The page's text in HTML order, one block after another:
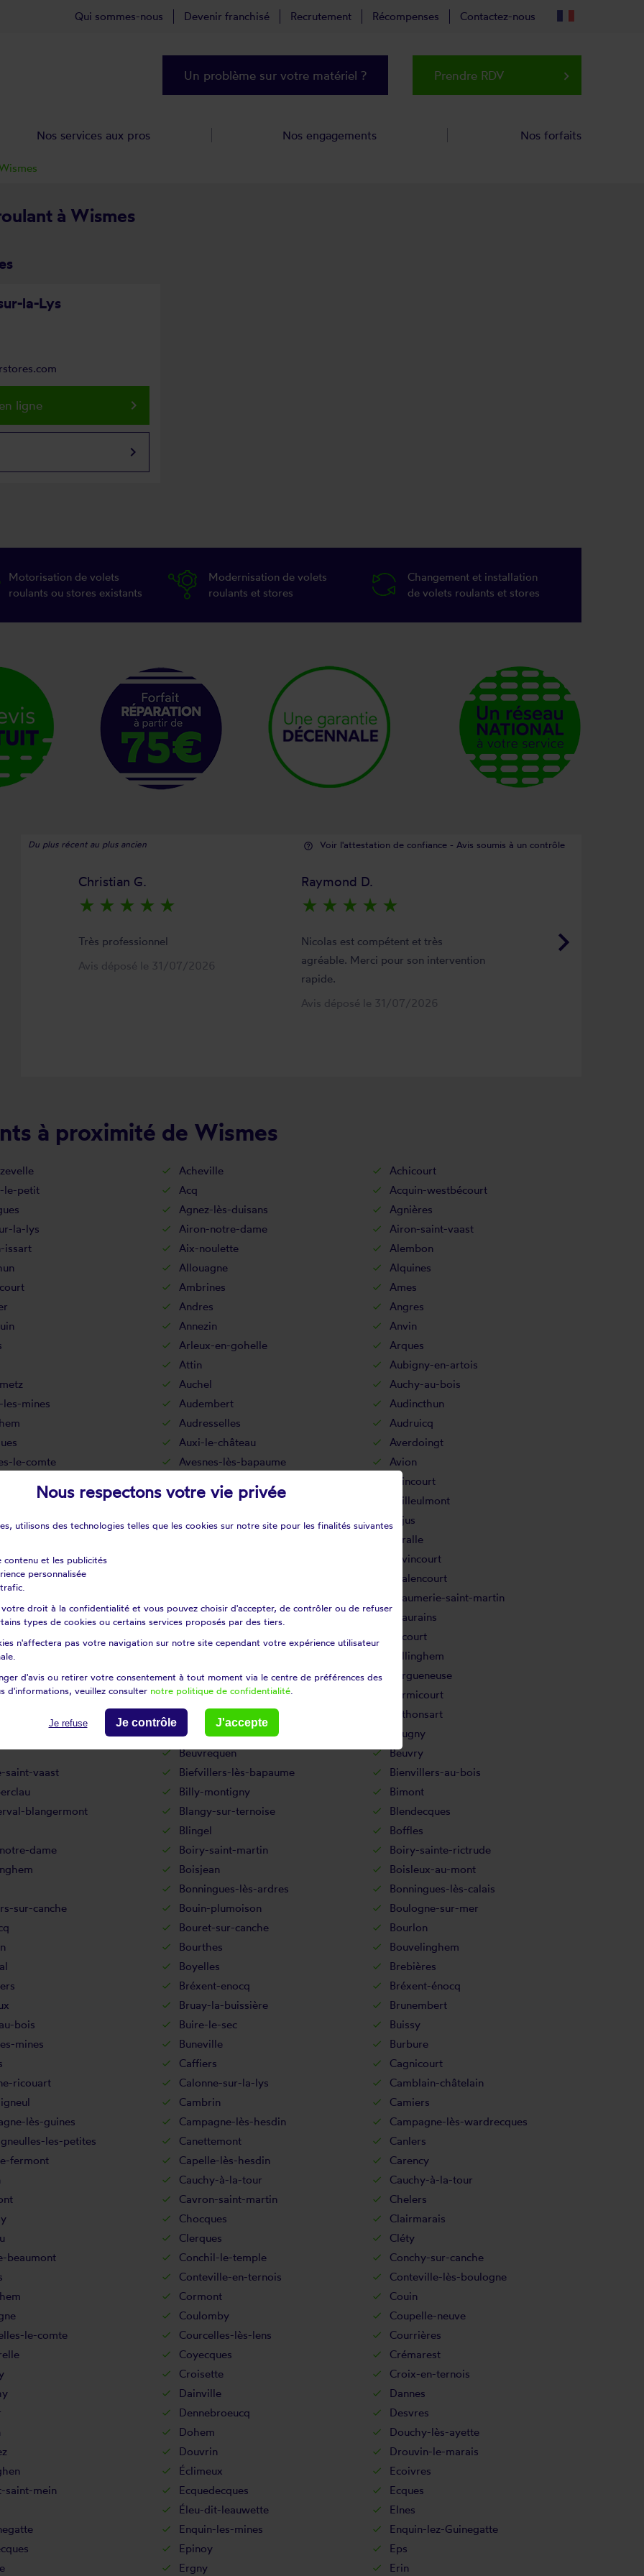
à Wismes
la-Lys
ligne keyboard_arrow_right
keyboard_arrow_right
Motorisation de volets
roulants ou stores existants
Modernisation de volets
roulants et stores
Changement et installation
de volets roulants et stores
Du plus récent au plus ancien help_outline Voir l'attestation de confiance - Avis soumis à un contrôle
keyboard_arrow_right
Christian G.
star_rate star_rate star_rate star_rate star_rate
Très professionnel
Avis déposé le 31/07/2026
Raymond D.
star_rate star_rate star_rate star_rate star_rate
Nicolas est compétent et très
agréable. Merci pour son intervention
rapide.
Avis déposé le 31/07/2026
à proximité de Wismes
Acheville
Achicourt
le-petit Acq
Acquin-westbécourt
Agnez-lès-duisans
Agnières
la-lys Airon-notre-dame
Airon-saint-vaast
issart Aix-noulette
Alembon
Allouagne
Alquines
Ambrines
Ames
Andres
Angres
Annezin
Anvin
Arleux-en-gohelle
Arques
Attin
Aubigny-en-artois
Auchel
Auchy-au-bois
les-mines Audembert
Audincthun
Audresselles
Audruicq
Auxi-le-château
Averdoingt
le-comte Avesnes-lès-bapaume
Avion
Azincourt
lès-pernes Bailleul-sir-berthoult
Bailleulmont
Bainghen
Bajus
Baralle
Bavincourt
lès-seninghem
Béalencourt
Beaumerie-saint-martin
lès-cambrai Beaumetz-lès-loges
Beaurains
wavans Beauvois
Bécourt
houllefort
Bellinghem
Berck
Bergueneuse
au-bois Berles-monchel
Bermicourt
Bertincourt
Béthonsart
Beugnâtre
Beugny
Beuvrequen
Beuvry
saint-vaast Biefvillers-lès-bapaume
Bienvillers-au-bois
Billy-montigny
Bimont
blangermont Blangy-sur-ternoise
Blendecques
Blingel
Boffles
dame Boiry-saint-martin
Boiry-sainte-rictrude
Boisjean
Boisleux-au-mont
Bonningues-lès-ardres
Bonningues-lès-calais
sur-canche Bouin-plumoison
Boulogne-sur-mer
Bouret-sur-canche
Bourlon
Bourthes
Bouvelinghem
Boyelles
Brebières
Bréxent-enocq
Bréxent-énocq
Bruay-la-buissière
Brunembert
bois Buire-le-sec
Buissy
mines Buneville
Burbure
Caffiers
Cagnicourt
ricouart Calonne-sur-la-lys
Camblain-châtelain
Cambrin
Camiers
lès-guines Campagne-lès-hesdin
Campagne-lès-wardrecques
les-petites Canettemont
Canlers
fermont Capelle-lès-hesdin
Carency
Cauchy-à-la-tour
Cauchy-à-la-tour
Cavron-saint-martin
Chelers
Chocques
Clairmarais
Clerques
Cléty
beaumont Conchil-le-temple
Conchy-sur-canche
Conteville-en-ternois
Conteville-lès-boulogne
Cormont
Couin
Coulomby
Coupelle-neuve
le-comte Courcelles-lès-lens
Courrières
Coyecques
Crémarest
Croisette
Croix-en-ternois
Dainville
Dannes
Dennebroeucq
Desvres
Dohem
Douchy-lès-ayette
Douvrin
Drouvin-le-marais
Éclimeux
Ecoivres
saint-mein Ecquedecques
Ecques
Éleu-dit-leauwette
Elnes
Enquin-les-mines
Enquin-lez-Guinegatte
Epinoy
Eps
Ergny Erin
Qui sommes-nous Devenir franchisé Recrutement Récompenses Contactez-nous
Un problème sur votre matériel ? Prendre RDV keyboard_arrow_right
Nos services aux pros Nos engagements Nos forfaits
Nous respectons votre vie privée
utilisons des technologies telles que les cookies sur notre site pour les finalités suivantes
contenu et les publicités
personnalisée
votre droit à la confidentialité et vous pouvez choisir d'accepter, de contrôler ou de refuser
types de cookies ou certains services proposés par des tiers.
n'affectera pas votre navigation sur notre site cependant votre expérience utilisateur
d'avis ou retirer votre consentement à tout moment via le centre de préférences des
d'informations, veuillez consulter notre politique de confidentialité
Je refuse Je contrôle J'accepte